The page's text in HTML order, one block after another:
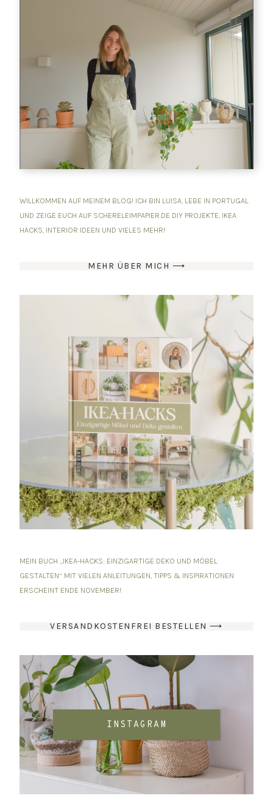
BASTELN
WILLKOMMEN AUF MEINEM BLOG! ICH BIN LUISA, LEBE IN PORTUGAL
UND ZEIGE EUCH AUF SCHERELEIMPAPIER.DE DIY PROJEKTE, IKEA
HACKS, INTERIOR IDEEN UND VIELES MEHR!
MEHR ÜBER MICH ⟶
MEIN BUCH „IKEA-HACKS: EINZIGARTIGE DEKO UND MÖBEL
GESTALTEN“ MIT VIELEN ANLEITUNGEN, TIPPS & INSPIRATIONEN
ERSCHEINT ENDE NOVEMBER!
VERSANDKOSTENFREI BESTELLEN ⟶
INSTAGRAM